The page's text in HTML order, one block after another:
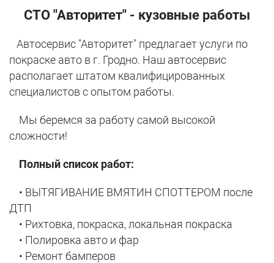
СТО "Авторитет" - кузовные работы
Автосервис "Авторитет" предлагает услуги по
покраске авто в г. Гродно. Наш автосервис
располагает штатом квалифицированных
специалистов с опытом работы.
Мы беремся за работу самой высокой
сложности!
Полный список работ:
• ВЫТЯГИВАНИЕ ВМЯТИН СПОТТЕРОМ после
ДТП
• Рихтовка, покраска, локальная покраска
• Полировка авто и фар
• Ремонт бамперов